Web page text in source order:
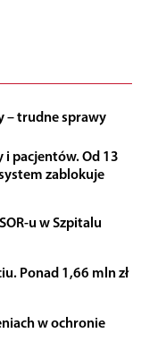
– trudne sprawy
i pacjentów. Od 13
zablokuje
u w Szpitalu
Ponad 1,66 mln zł
w ochronie